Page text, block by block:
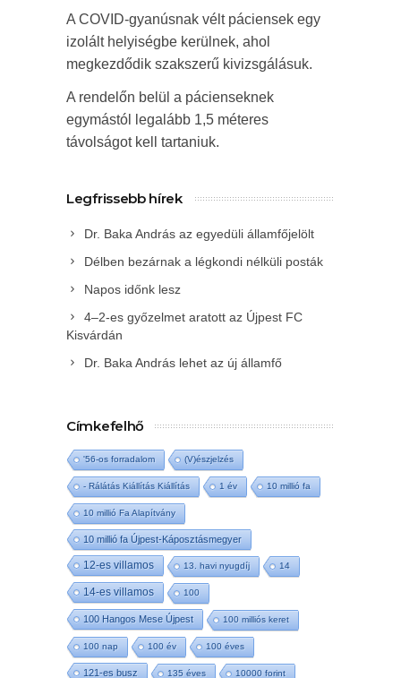
A COVID-gyanúsnak vélt páciensek egy
izolált helyiségbe kerülnek, ahol
megkezdődik szakszerű kivizsgálásuk.
A rendelőn belül a pácienseknek
egymástól legalább 1,5 méteres
távolságot kell tartaniuk.
Legfrissebb hírek
Dr. Baka András az egyedüli államfőjelölt
Délben bezárnak a légkondi nélküli posták
Napos időnk lesz
4–2-es győzelmet aratott az Újpest FC
Kisvárdán
Dr. Baka András lehet az új államfő
Címkefelhő
'56-os forradalom (V)észjelzés
- Rálátás Kiállítás Kiállítás 1 év 10 millió fa
10 millió Fa Alapítvány
10 millió fa Újpest-Káposztásmegyer
12-es villamos 13. havi nyugdíj 14
14-es villamos 100
100 Hangos Mese Újpest 100 milliós keret
100 nap 100 év 100 éves
121-es busz 135 éves 10000 forint